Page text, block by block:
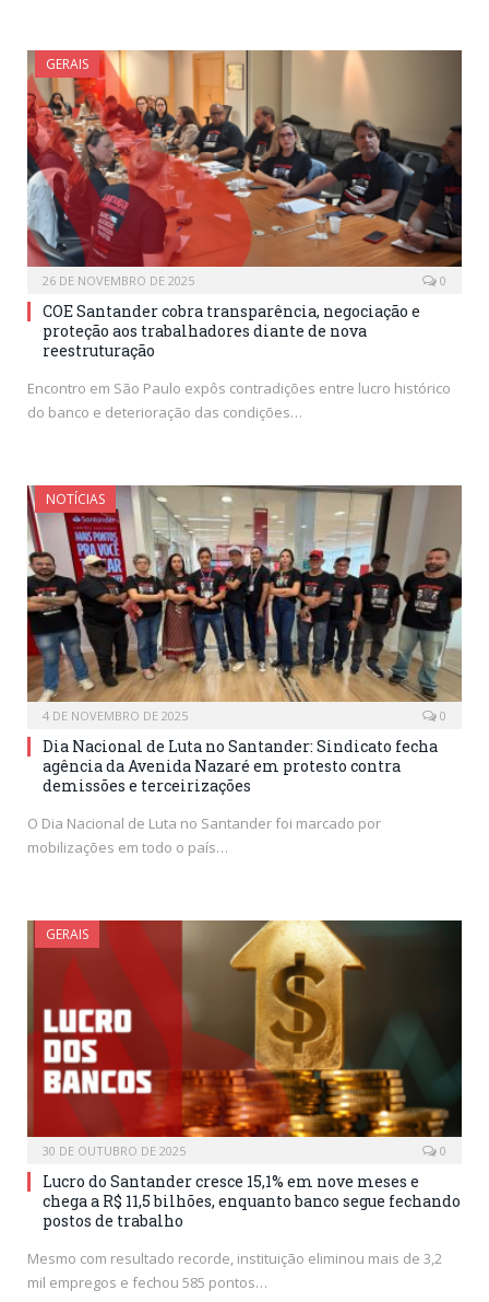
GERAIS
26 DE NOVEMBRO DE 2025 0
COE Santander cobra transparência, negociação e
proteção aos trabalhadores diante de nova
reestruturação
Encontro em São Paulo expôs contradições entre lucro histórico
do banco e deterioração das condições…
NOTÍCIAS
4 DE NOVEMBRO DE 2025 0
Dia Nacional de Luta no Santander: Sindicato fecha
agência da Avenida Nazaré em protesto contra
demissões e terceirizações
O Dia Nacional de Luta no Santander foi marcado por
mobilizações em todo o país…
GERAIS
30 DE OUTUBRO DE 2025 0
Lucro do Santander cresce 15,1% em nove meses e
chega a R$ 11,5 bilhões, enquanto banco segue fechando
postos de trabalho
Mesmo com resultado recorde, instituição eliminou mais de 3,2
mil empregos e fechou 585 pontos…